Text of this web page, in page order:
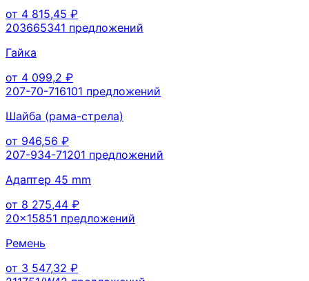
от 4 815,45 ₽
203665341 предложений
Гайка
от 4 099,2 ₽
207-70-716101 предложений
Шайба (рама-стрела)
от 946,56 ₽
207-934-71201 предложений
Адаптер 45 mm
от 8 275,44 ₽
20x15851 предложений
Ремень
от 3 547,32 ₽